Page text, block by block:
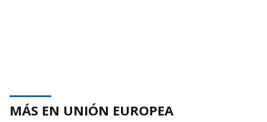
MÁS EN UNIÓN EUROPEA